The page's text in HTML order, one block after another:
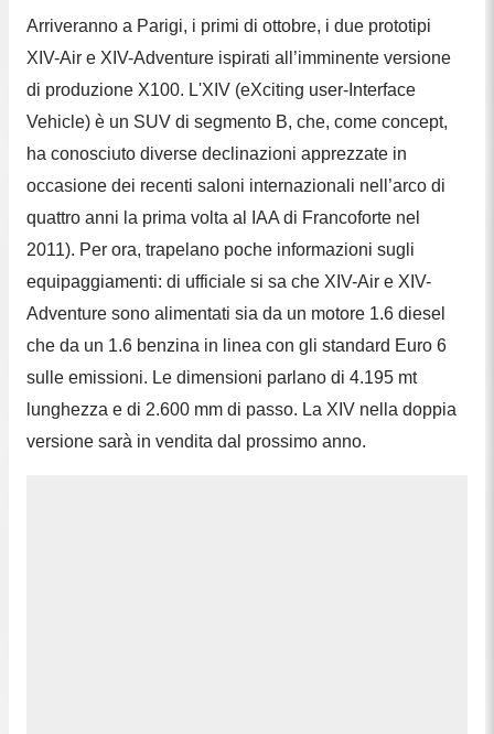
Arriveranno a Parigi, i primi di ottobre, i due prototipi
XIV-Air e XIV-Adventure ispirati all’imminente versione
di produzione X100. L'XIV (eXciting user-Interface
Vehicle) è un SUV di segmento B, che, come concept,
ha conosciuto diverse declinazioni apprezzate in
occasione dei recenti saloni internazionali nell’arco di
quattro anni la prima volta al IAA di Francoforte nel
2011). Per ora, trapelano poche informazioni sugli
equipaggiamenti: di ufficiale si sa che XIV-Air e XIV-
Adventure sono alimentati sia da un motore 1.6 diesel
che da un 1.6 benzina in linea con gli standard Euro 6
sulle emissioni. Le dimensioni parlano di 4.195 mt
lunghezza e di 2.600 mm di passo. La XIV nella doppia
versione sarà in vendita dal prossimo anno.